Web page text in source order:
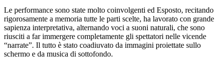
Le performance sono state molto coinvolgenti ed Esposto, recitando
rigorosamente a memoria tutte le parti scelte, ha lavorato con grande
sapienza interpretativa, alternando voci a suoni naturali, che sono
riusciti a far immergere completamente gli spettatori nelle vicende
“narrate”. Il tutto è stato coadiuvato da immagini proiettate sullo
schermo e da musica di sottofondo.